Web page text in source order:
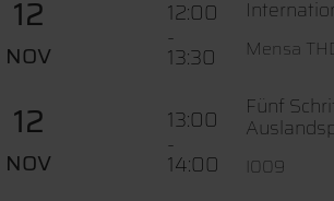
12
NOV
12:00
-
13:30 Mensa
12
NOV
13:00
-
14:00
Fünf
I009